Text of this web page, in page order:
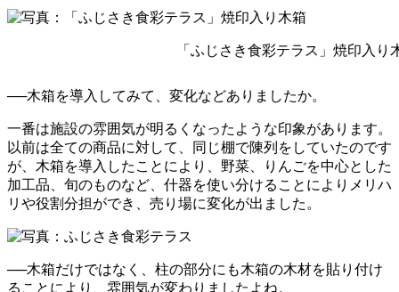
「ふじさき食彩テラス」焼印入
──木箱を導入してみて、変化などありましたか。
一番は施設の雰囲気が明るくなったような印象があります。
以前は全ての商品に対して、同じ棚で陳列をしていたのです
が、木箱を導入したことにより、野菜、りんごを中心とした
加工品、旬のものなど、什器を使い分けることによりメリハ
リや役割分担ができ、売り場に変化が出ました。
──木箱だけではなく、柱の部分にも木箱の木材を貼り付け
ることにより、雰囲気が変わりましたよね。